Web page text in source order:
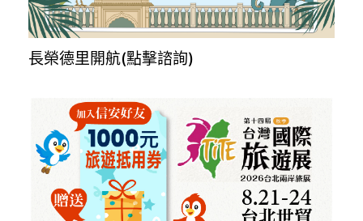
長榮德里開航(點擊諮詢)